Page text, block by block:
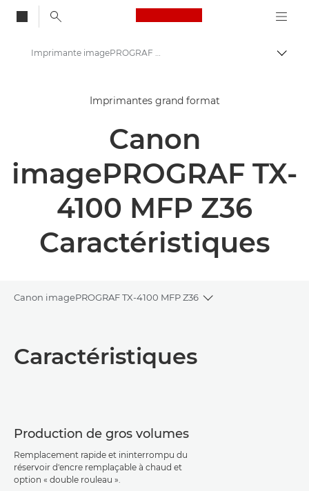
Canon Logo, back
Solutions et services
Produits professionnels
imagePROGRAF TX-4100 MFP Z36 : impression grand format efficace
Imprimante imagePROGRAF TX-4100 MFP Z36 de Canon - Caractéristiques techniques
Imprimantes grand format
Canon
imagePROGRAF TX-
4100 MFP Z36
Caractéristiques
Canon imagePROGRAF TX-4100 MFP Z36
Toggle breadcrumbs
Caractéristiques
Téléchargement au format PDF
Caractéristiques
Production de gros volumes
Remplacement rapide et ininterrompu du
réservoir d'encre remplaçable à chaud et
option « double rouleau ».